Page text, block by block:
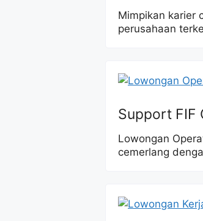
Mimpikan karier
perusahaan
Support FIF
Lowongan
cemerlang